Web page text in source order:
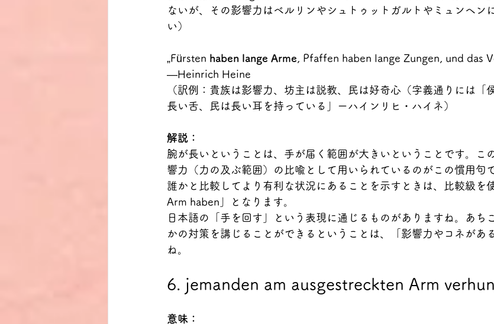
ないが、その影響力はベルリンやシュトゥットガルトやミュンヘン
い）
„Fürsten haben lange Arme , Pfaffen haben lange Zungen, und das
―Heinrich Heine
（訳例：貴族は影響力、坊主は説教、民は好奇心（字義通りには「
長い舌、民は長い耳を持っている」ーハインリヒ・ハイネ）
解説：
腕が長いということは、手が届く範囲が大きいということです。こ
響力（力の及ぶ範囲）の比喩として用いられているのがこの慣用句
誰かと比較してより有利な状況にあることを示すときは、比較級を
Arm haben」となります。
日本語の「手を回す」という表現に通じるものがありますね。あち
かの対策を講じることができるということは、「影響力やコネがあ
ね。
6. jemanden am ausgestreckten Arm
意味：